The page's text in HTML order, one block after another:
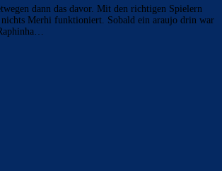
dann das davor. Mit den richtigen Spielern
nichts Merhi funktioniert. Sobald ein araujo drin war